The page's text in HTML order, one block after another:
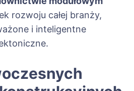
rozwoju całej branży,
i inteligentne